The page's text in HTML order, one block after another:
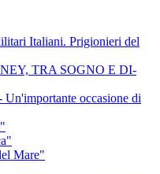
Italiani. Prigionieri del
TRA SOGNO E DI-
occasione di
Mare"